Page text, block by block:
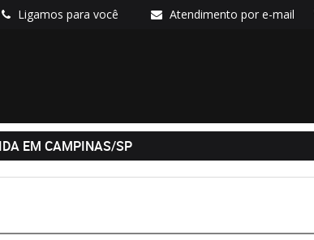
Ligamos para você Atendimento por e-mail
EM CAMPINAS/SP